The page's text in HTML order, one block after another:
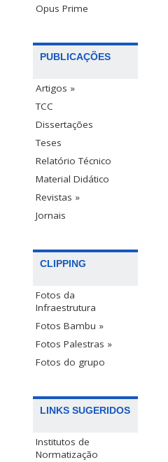
Opus Prime
PUBLICAÇÕES
Artigos »
TCC
Dissertações
Teses
Relatório Técnico
Material Didático
Revistas »
Jornais
CLIPPING
Fotos da
Infraestrutura
Fotos Bambu »
Fotos Palestras »
Fotos do grupo
LINKS SUGERIDOS
Institutos de
Normatização